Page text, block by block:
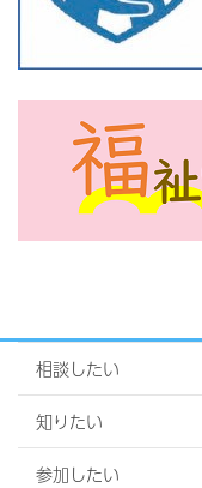
相談したい
知りたい
参加したい